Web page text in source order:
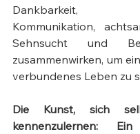
Dankbarkeit,
Kommunikation,
Sehnsucht und
zusammenwirken, um
verbundenes Leben zu
Die Kunst, sich
kennenzulernen: